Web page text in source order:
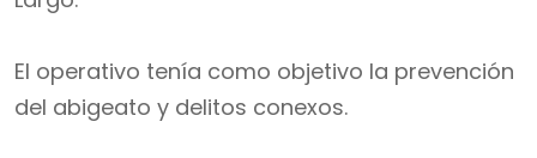
El operativo tenía como objetivo la prevención
del abigeato y delitos conexos.